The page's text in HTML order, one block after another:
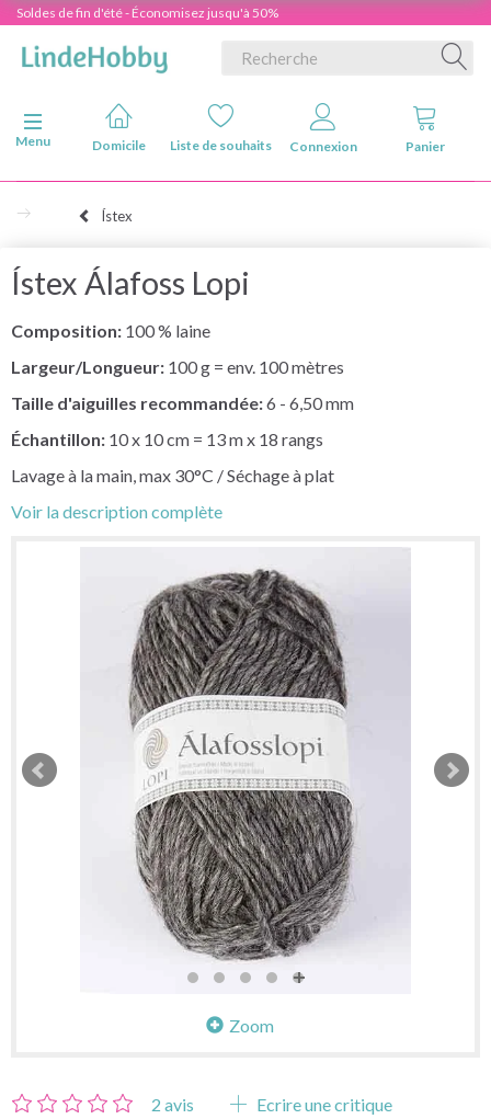
Soldes de fin d'été - Économisez jusqu'à 50%
Basculer la navigation
Menu
Domicile Liste de souhaits Connexion Panier
Ístex
Ístex Álafoss Lopi
Composition: 100 % laine
Largeur/Longueur: 100 g = env. 100 mètres
Taille d'aiguilles recommandée:6 - 6,50 mm
Échantillon: 10 x 10 cm = 13 m x 18 rangs
Lavage à la main, max 30°C / Séchage à plat
Voir la description complète
Zoom
2 avis Ecrire une critique